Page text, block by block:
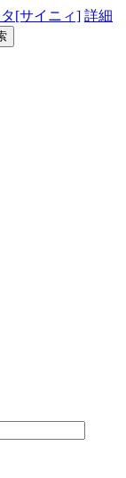
[サイニィ] 詳細